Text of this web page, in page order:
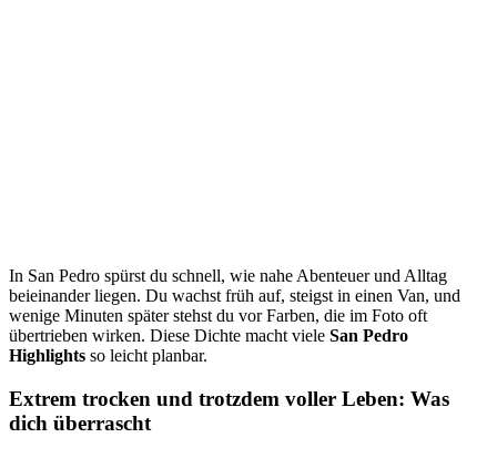
In San Pedro spürst du schnell, wie nahe Abenteuer und Alltag
beieinander liegen. Du wachst früh auf, steigst in einen Van, und
wenige Minuten später stehst du vor Farben, die im Foto oft
übertrieben wirken. Diese Dichte macht viele San Pedro
Highlights so leicht planbar.
Extrem trocken und trotzdem voller Leben: Was
dich überrascht